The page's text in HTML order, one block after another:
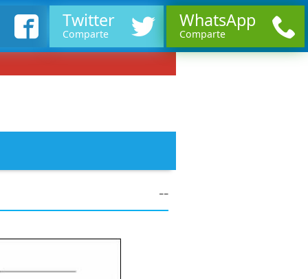
Twitter
Comparte
WhatsApp
Comparte
--